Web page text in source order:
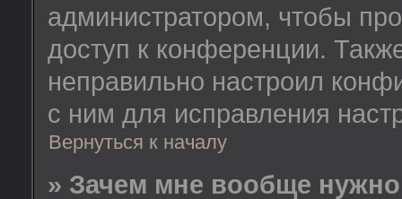
администратором, чтобы
доступ к конференции.
неправильно настроил
с ним для исправления
Вернуться к началу
» Зачем мне вообще нужно